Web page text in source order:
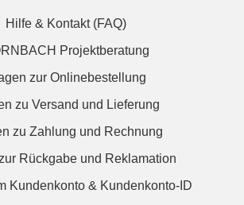
Hilfe & Kontakt (FAQ)
Projektberatung
zur Onlinebestellung
zu Versand und Lieferung
zu Zahlung und Rechnung
Rückgabe und Reklamation
Kundenkonto & Kundenkonto-ID